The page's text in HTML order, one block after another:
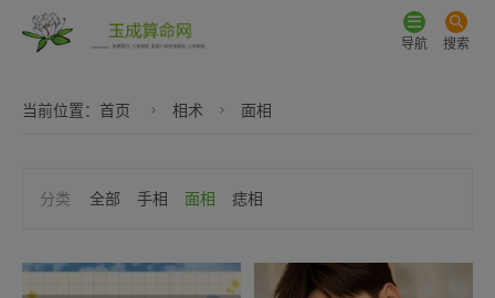
导航 搜索
当前位置： 首页 相术 面相
全部 手相 面相 痣相